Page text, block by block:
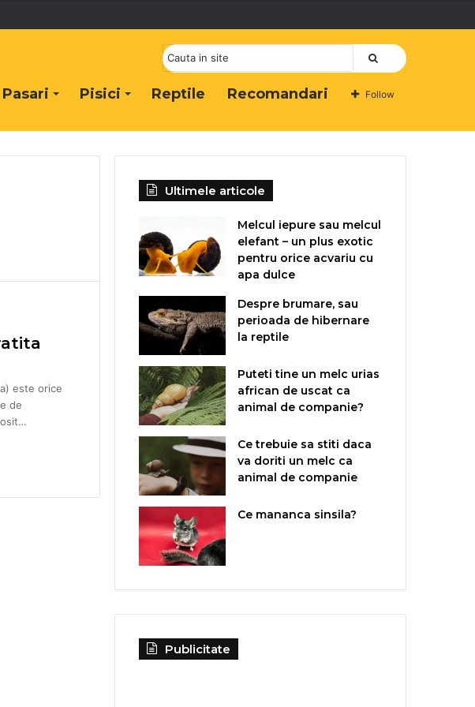
Cauta
Pasari Pisici Reptile Recomandari Follow
este orice
de
Ultimele articole
Melcul iepure sau melcul
elefant – un plus exotic
pentru orice acvariu cu
apa dulce
Despre brumare, sau
perioada de hibernare
la reptile
Puteti tine un melc urias
african de uscat ca
animal de companie?
Ce trebuie sa stiti daca
va doriti un melc ca
animal de companie
Ce mananca sinsila?
Publicitate